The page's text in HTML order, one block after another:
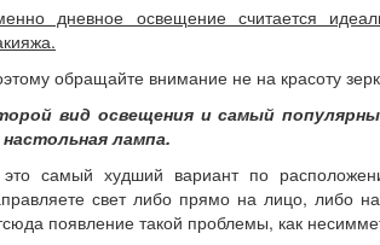
дневное освещение считается
обращайте внимание не на красоту
вид освещения и самый
лампа.
самый худший вариант по
свет либо прямо на лицо, либо
появление такой проблемы, как